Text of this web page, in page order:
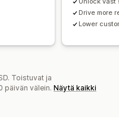
Drive more
Lower
Toistuvat ja
päivän välein. Näytä kaikki